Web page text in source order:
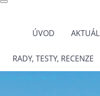
ÚVOD
RADY, TESTY, RECENZE